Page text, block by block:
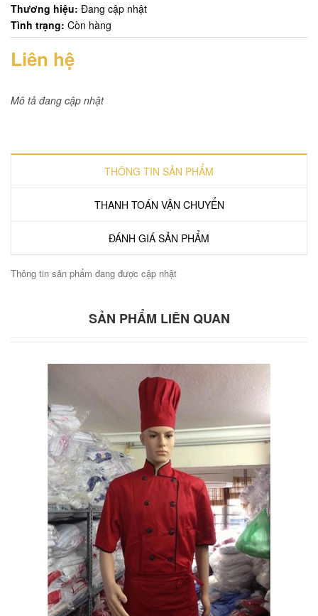
Thương hiệu: Đang cập nhật
Tình trạng: Còn hàng
Liên hệ
Mô tả đang cập nhật
THÔNG TIN SẢN PHẨM
THANH TOÁN VẬN CHUYỂN
ĐÁNH GIÁ SẢN PHẨM
Thông tin sản phẩm đang được cập nhật
SẢN PHẨM LIÊN QUAN